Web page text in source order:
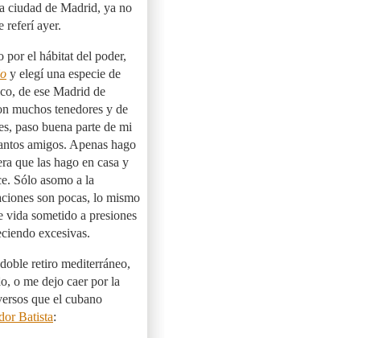
ciudad de Madrid, ya no
referí ayer.
por el hábitat del poder,
y elegí una especie de
de ese Madrid de
muchos tenedores y de
paso buena parte de mi
amigos. Apenas hago
que las hago en casa y
Sólo asomo a la
son pocas, lo mismo
vida sometido a presiones
excesivas.
retiro mediterráneo,
o me dejo caer por la
que el cubano
Batista: